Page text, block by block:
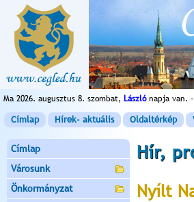
Ma 2026. augusztus 8. szombat, Lászlónapja van. -
Címlap Hírek- aktuális Oldaltérkép
Címlap
Városunk
Önkormányzat
Hír,
Nyílt